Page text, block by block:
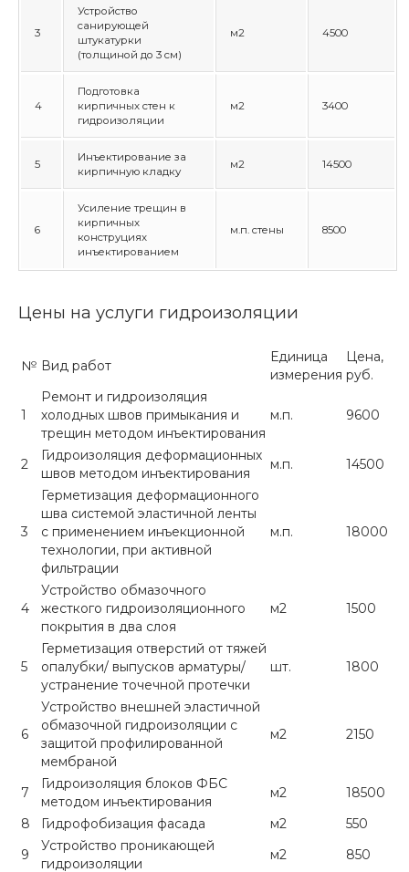
3
Устройство
санирующей
штукатурки
(толщиной до 3 см)
м2 4500
4
Подготовка
кирпичных стен к
гидроизоляции
м2 3400
5
Инъектирование за
кирпичную кладку
м2 14500
6
Усиление трещин в
кирпичных
конструциях
инъектированием
м.п. стены 8500
Цены на услуги гидроизоляции
№ Вид работ
Единица
измерения
Цена,
руб.
1
Ремонт и гидроизоляция
холодных швов примыкания и
трещин методом инъектирования
м.п. 9600
2
Гидроизоляция деформационных
швов методом инъектирования
м.п. 14500
3
Герметизация деформационного
шва системой эластичной ленты
с применением инъекционной
технологии, при активной
фильтрации
м.п. 18000
4
Устройство обмазочного
жесткого гидроизоляционного
покрытия в два слоя
м2 1500
5
Герметизация отверстий от тяжей
опалубки/ выпусков арматуры/
устранение точечной протечки
шт. 1800
6
Устройство внешней эластичной
обмазочной гидроизоляции с
защитой профилированной
мембраной
м2 2150
7
Гидроизоляция блоков ФБС
методом инъектирования
м2
18500
8
Гидрофобизация фасада м2
550
9
Устройство проникающей
гидроизоляции
м2 850